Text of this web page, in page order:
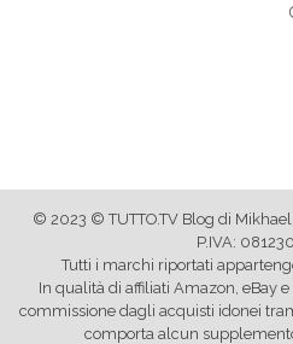
© 2023 © TUTTO.TV Blog di Mikhael
P.IVA:
Tutti i marchi riportati
In qualità di affiliati Amazon, eBay
commissione dagli acquisti idonei
comporta alcun